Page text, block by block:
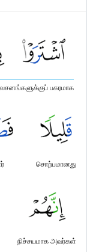
பகரமாக
சொற்பமானது
நிச்சயமாக அவர்கள்